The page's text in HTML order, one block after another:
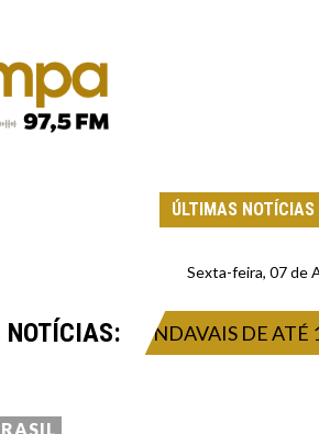
ÚLTIMAS NOTÍCIAS
Sexta-feira, 07 de
NOTÍCIAS:
E VENDAVAIS DE ATÉ 132